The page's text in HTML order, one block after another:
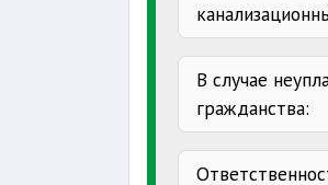
смерти
утраты
В случае
гражданства: